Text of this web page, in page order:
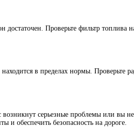
Проверьте фильтр топлива
в пределах нормы. Проверьте
серьезные проблемы или вы
и обеспечить безопасность на дороге.